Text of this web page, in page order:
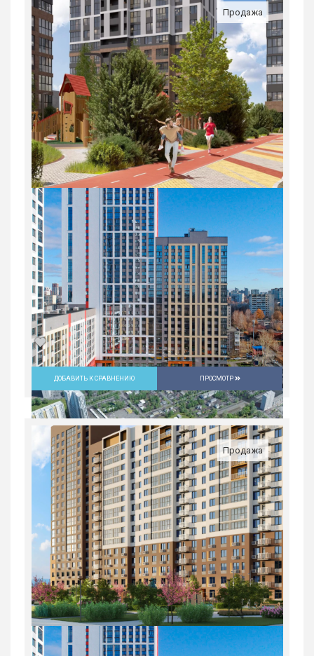
Студия в ЖК «Русь» на ВИЗе...
Россия, Свердловская область,
Екатеринбург
5 082 300 руб.
1 18/31
Продажа
ДОБАВИТЬ К СРАВНЕНИЮ ПРОСМОТР
Продажа